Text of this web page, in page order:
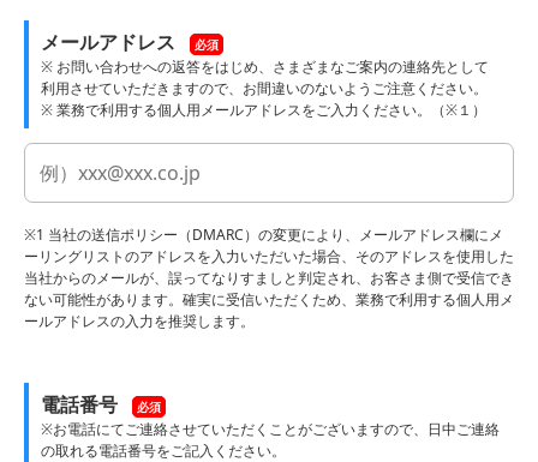
メールアドレス 必須
※ お問い合わせへの返答をはじめ、さまざまなご案内の連絡先として
利用させていただきますので、お間違いのないようご注意ください。
※ 業務で利用する個人用メールアドレスをご入力ください。（※１）
※1 当社の送信ポリシー（DMARC）の変更により、メールアドレス欄にメ
ーリングリストのアドレスを入力いただいた場合、そのアドレスを使用した
当社からのメールが、誤ってなりすましと判定され、お客さま側で受信でき
ない可能性があります。確実に受信いただくため、業務で利用する個人用メ
ールアドレスの入力を推奨します。
電話番号 必須
※お電話にてご連絡させていただくことがございますので、日中ご連絡
の取れる電話番号をご記入ください。